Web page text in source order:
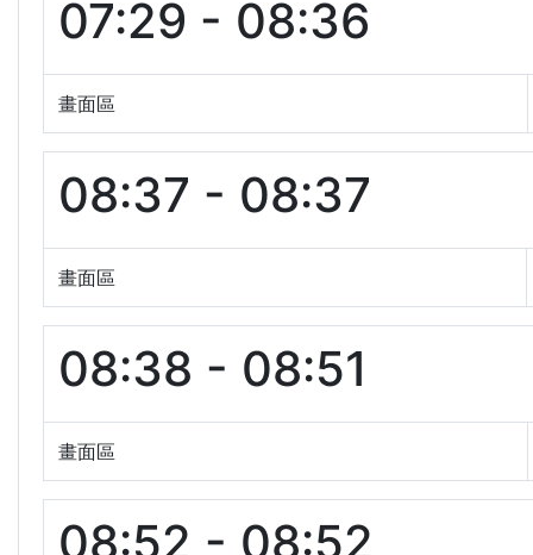
07:29 - 08:36
畫面區
08:37 - 08:37
畫面區
08:38 - 08:51
畫面區
08:52 - 08:52